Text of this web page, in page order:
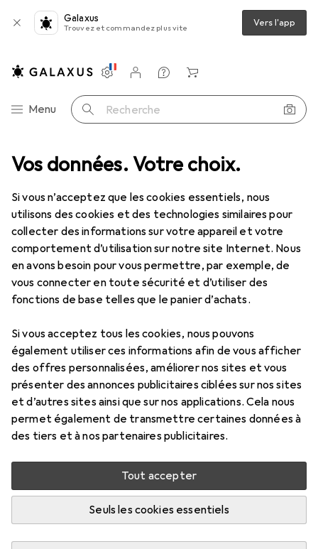
Vos données. Votre choix.
Si vous n’acceptez que les cookies essentiels, nous
utilisons des cookies et des technologies similaires pour
collecter des informations sur votre appareil et votre
comportement d’utilisation sur notre site Internet. Nous
en avons besoin pour vous permettre, par exemple, de
vous connecter en toute sécurité et d’utiliser des
fonctions de base telles que le panier d’achats.
Si vous acceptez tous les cookies, nous pouvons
également utiliser ces informations afin de vous afficher
des offres personnalisées, améliorer nos sites et vous
présenter des annonces publicitaires ciblées sur nos sites
et d’autres sites ainsi que sur nos applications. Cela nous
permet également de transmettre certaines données à
des tiers et à nos partenaires publicitaires.
Tout accepter
Seuls les cookies essentiels
Galaxus
Trouvez et commandez plus vite Vers l'app
Navigation par catégorie
Menu Recherche
Paramètres
Compte client
Listes de comparaison
Listes d'envies
Panier
jouet Petite voiture Toddys Leo Loopy
Toddys Leo Loopy
Accessoires pour Toddys Leo
Ici, vous trouverez des accessoires compatibles avec le
produit Toddys Leo Loopy.
Pertinence
Liste des produits
Aucun produit trouvé